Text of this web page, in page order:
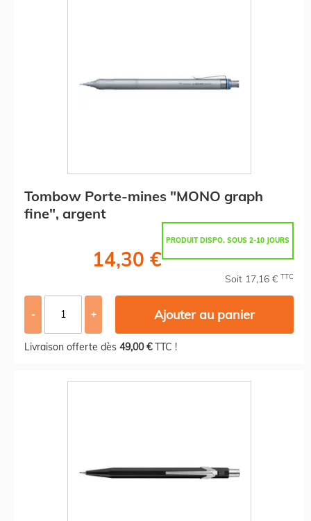
Tombow Porte-mines "MONO graph
fine", argent
PRODUIT DISPO. SOUS 2-10 JOURS
14,30 €
Soit 17,16 € TTC
- + Ajouter au panier
Livraison offerte dès 49,00 €TTC !